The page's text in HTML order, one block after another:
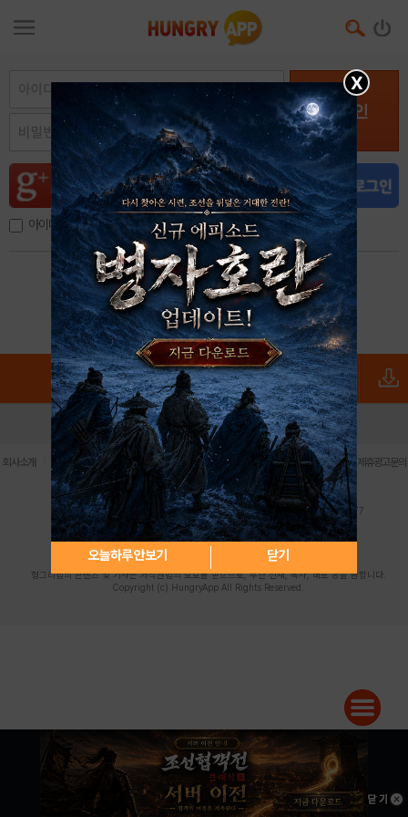
로그인
아이디, 이메일 저장
아이디 / 비밀번호 찾기 회원가입
X
오늘하루 안보기 닫기
로그인 PC버전 전체앱
회사소개 이용약관 | 개인정보 처리방침 | 청소년 보호정책 | 불법촬영물 신고센터 | 제휴광고문의
사업자등록번호:119-86-61101 (주)스마트나우 대표이사:송현두
주소: 서울시 금천구 가산디지털1로 171 연락처:063-284-8635 팩스:02-6265-0377
청소년보호책임자:김동욱desk@hungryapp.co.kr
등록번호:서울아02322 | 등록일자:2016년4월25일
발행인:(주)스마트나우 송현두 | 편집인:김동욱
헝그리앱의 콘텐츠 및 기사는 저작권법의 보호를 받으므로, 무단 전재, 복사, 배포 등을 금합니다.
Copyright (c) HungryApp All Rights Reserved.